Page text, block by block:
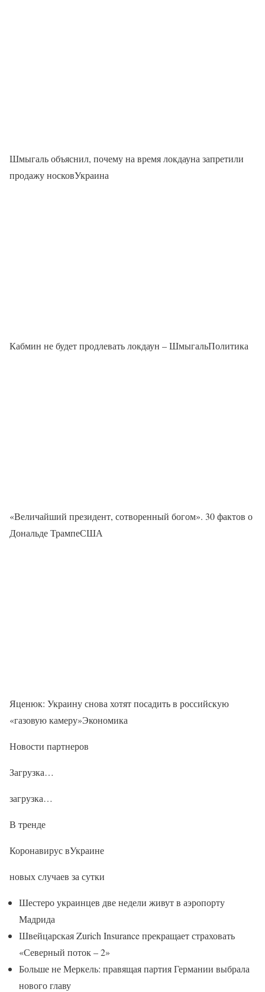
Шмыгаль объяснил, почему на время локдауна запретили
продажу носковУкраина
Кабмин не будет продлевать локдаун – ШмыгальПолитика
«Величайший президент, сотворенный богом». 30 фактов о
Дональде ТрампеСША
Яценюк: Украину снова хотят посадить в российскую
«газовую камеру»Экономика
Новости партнеров
Загрузка…
загрузка…
В тренде
Коронавирус вУкраине
новых случаев за сутки
Шестеро украинцев две недели живут в аэропорту
Мадрида
Швейцарская Zurich Insurance прекращает страховать
«Северный поток – 2»
Больше не Меркель: правящая партия Германии выбрала
нового главу